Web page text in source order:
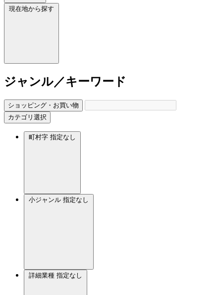
現在地から探す
ジャンル／キーワード
ショッピング・お買い物
カテゴリ選択
町村字 指定なし
小ジャンル 指定なし
詳細業種 指定なし